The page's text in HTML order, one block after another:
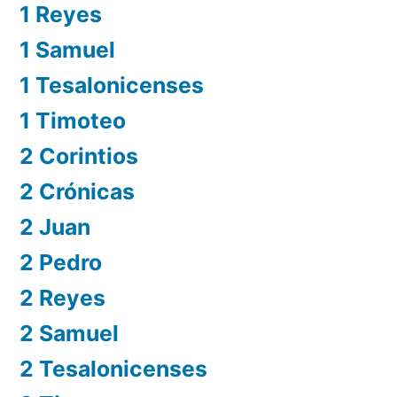
1 Reyes
1 Samuel
1 Tesalonicenses
1 Timoteo
2 Corintios
2 Crónicas
2 Juan
2 Pedro
2 Reyes
2 Samuel
2 Tesalonicenses